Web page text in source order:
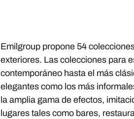
Emilgroup propone 54
exteriores. Las colecciones para
contemporáneo hasta el más
elegantes como los más
la amplia gama de efectos,
lugares tales como bares,